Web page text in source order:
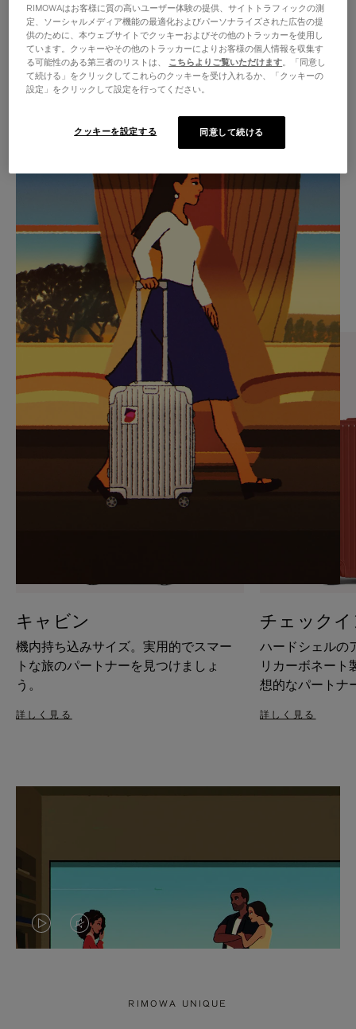
IS
PLAYED,
PLEASE
PRESS
TO
PAUSE
IT
IS
MUTED,
PLEASE
PRESS
TO
UNMUTE
IT
厳選されたギフトセレクション
あらゆる旅に寄り添う究極の
パートナーを見つけましょう
キャビン
機内持ち込みサイズ。実用的でスマー
トな旅のパートナーを見つけましょ
う。
詳しく見る
チェック
ハードシェルの
リカーボネート
想的なパートナ
詳しく見る
VIDEOVIDEO
RIMOWA UNIQUE
RIMOWAはお客様に質の高いユーザー体験の提供、サイトトラフィックの測
定、ソーシャルメディア機能の最適化およびパーソナライズされた広告の提
供のために、本ウェブサイトでクッキーおよびその他のトラッカーを使用し
ています。クッキーやその他のトラッカーによりお客様の個人情報を収集す
る可能性のある第三者のリストは、 こちらよりご覧いただけます。「同意し
て続ける」をクリックしてこれらのクッキーを受け入れるか、「クッキーの
設定」をクリックして設定を行ってください。
クッキーを設定する 同意して続ける